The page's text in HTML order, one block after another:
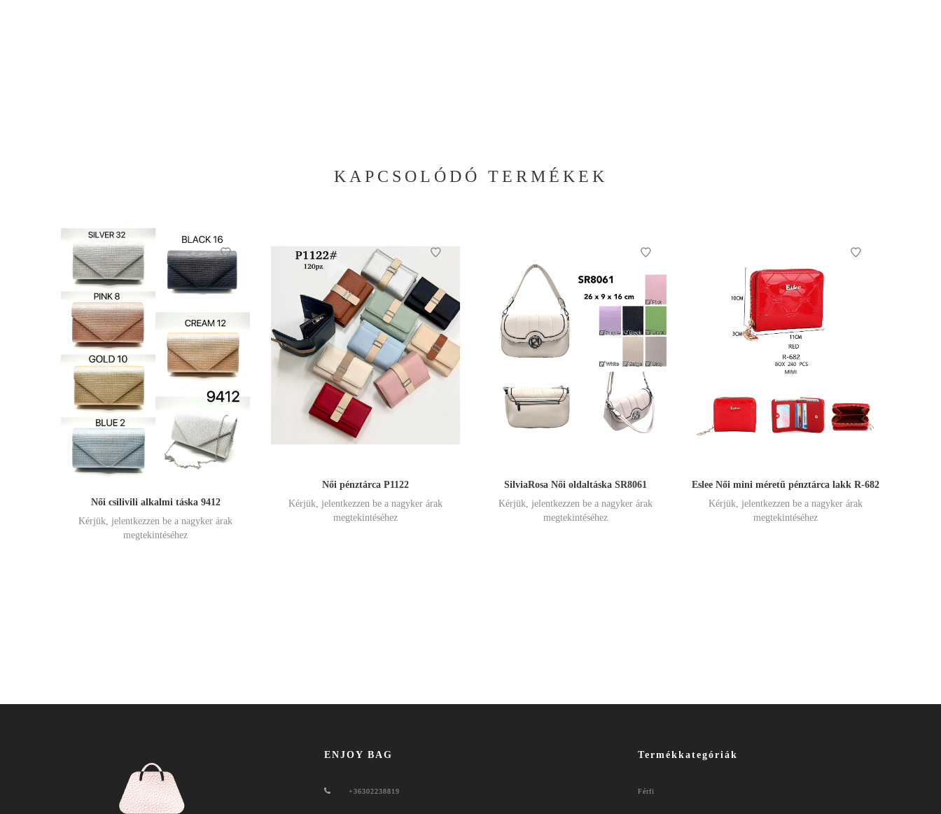
KAPCSOLÓDÓ TERMÉKEK
Női csilivili alkalmi táska 9412
Kérjük, jelentkezzen be a nagyker árak
megtekintéséhez
Női pénztárca P1122
Kérjük, jelentkezzen be a nagyker árak
megtekintéséhez
SilviaRosa Női oldaltáska SR8061
Kérjük, jelentkezzen be a nagyker árak
megtekintéséhez
Eslee Női mini méretű pénztárca lakk R-682
Kérjük, jelentkezzen be a nagyker árak
megtekintéséhez
ENJOY BAG
+36302238819
Termékkategóriák
Férfi